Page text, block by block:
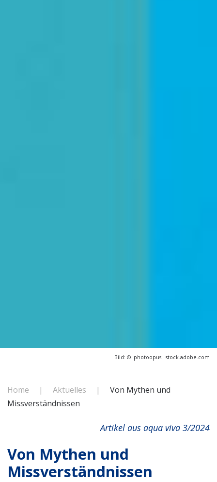
Bild: © photoopus - stock.adobe.com
Home Aktuelles
Von Mythen und
Missverständnissen
Artikel aus aqua viva 3/2024
Von Mythen und
Missverständnissen